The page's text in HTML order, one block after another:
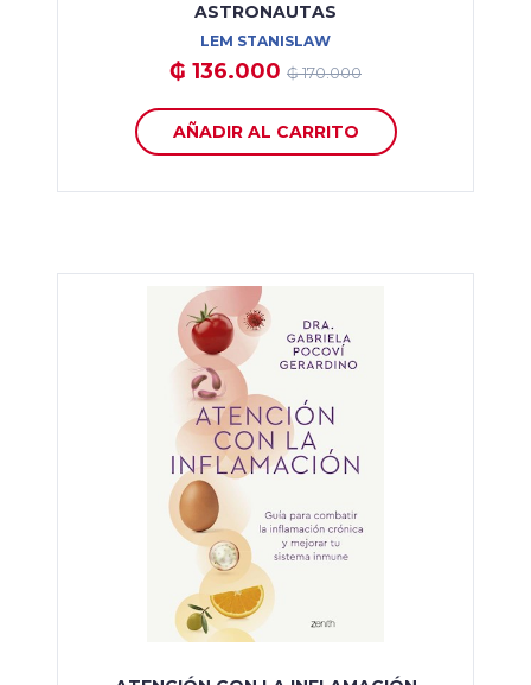
ASTRONAUTAS
LEM STANISLAW
₲ 136.000 ₲ 170.000
AÑADIR AL CARRITO